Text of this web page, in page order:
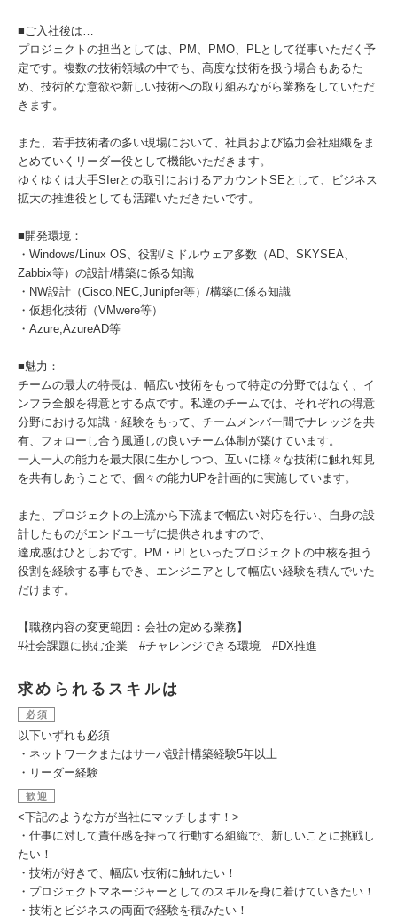
■ご入社後は…
プロジェクトの担当としては、PM、PMO、PLとして従事いただく予
定です。複数の技術領域の中でも、高度な技術を扱う場合もあるた
め、技術的な意欲や新しい技術への取り組みながら業務をしていただ
きます。
また、若手技術者の多い現場において、社員および協力会社組織をま
とめていくリーダー役として機能いただきます。
ゆくゆくは大手SIerとの取引におけるアカウントSEとして、ビジネス
拡大の推進役としても活躍いただきたいです。
■開発環境：
・Windows/Linux OS、役割/ミドルウェア多数（AD、SKYSEA、
Zabbix等）の設計/構築に係る知識
・NW設計（Cisco,NEC,Junipfer等）/構築に係る知識
・仮想化技術（VMwere等）
・Azure,AzureAD等
■魅力：
チームの最大の特長は、幅広い技術をもって特定の分野ではなく、イ
ンフラ全般を得意とする点です。私達のチームでは、それぞれの得意
分野における知識・経験をもって、チームメンバー間でナレッジを共
有、フォローし合う風通しの良いチーム体制が築けています。
一人一人の能力を最大限に生かしつつ、互いに様々な技術に触れ知見
を共有しあうことで、個々の能力UPを計画的に実施しています。
また、プロジェクトの上流から下流まで幅広い対応を行い、自身の設
計したものがエンドユーザに提供されますので、
達成感はひとしおです。PM・PLといったプロジェクトの中核を担う
役割を経験する事もでき、エンジニアとして幅広い経験を積んでいた
だけます。
【職務内容の変更範囲：会社の定める業務】
#社会課題に挑む企業 #チャレンジできる環境 #DX推進
求められるスキルは
必須
以下いずれも必須
・ネットワークまたはサーバ設計構築経験5年以上
・リーダー経験
歓迎
<下記のような方が当社にマッチします！>
・仕事に対して責任感を持って行動する組織で、新しいことに挑戦し
たい！
・技術が好きで、幅広い技術に触れたい！
・プロジェクトマネージャーとしてのスキルを身に着けていきたい！
・技術とビジネスの両面で経験を積みたい！